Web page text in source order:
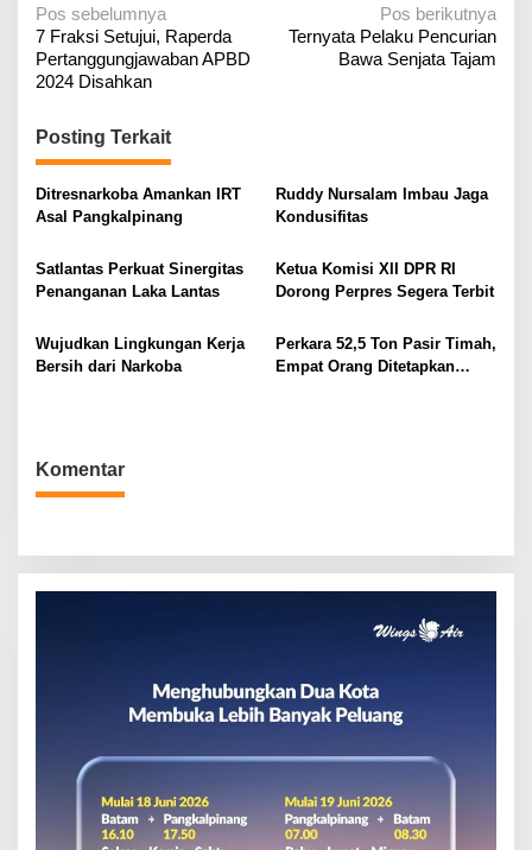
N
a
v
g
a
s
p
o
Pos sebelumnya
7 Fraksi Setujui, Raperda
Pertanggungjawaban APBD
2024 Disahkan
Pos berikutnya
Ternyata Pelaku Pencurian
Bawa Senjata Tajam
Posting Terkait
Ditresnarkoba Amankan IRT
Asal Pangkalpinang
Ruddy Nursalam Imbau Jaga
Kondusifitas
Satlantas Perkuat Sinergitas
Penanganan Laka Lantas
Ketua Komisi XII DPR RI
Dorong Perpres Segera Terbit
Wujudkan Lingkungan Kerja
Bersih dari Narkoba
Perkara 52,5 Ton Pasir Timah,
Empat Orang Ditetapkan
Komentar